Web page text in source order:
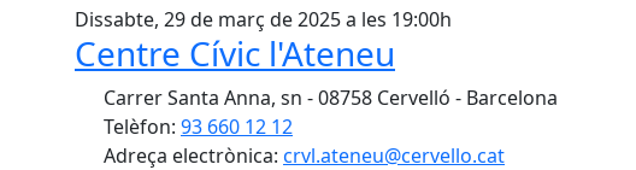
Dissabte, 29 de març de 2025 a les 19:00h
Centre Cívic l'Ateneu
Carrer Santa Anna, sn - 08758 Cervelló - Barcelona
Telèfon: 93 660 12 12
Adreça electrònica: crvl.ateneu@cervello.cat